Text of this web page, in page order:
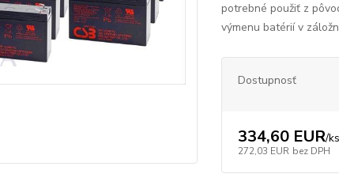
potrebné použiť z
výmenu batérií v
Dostupnosť
334,60 EUR/ks
272,03 EUR bez DPH